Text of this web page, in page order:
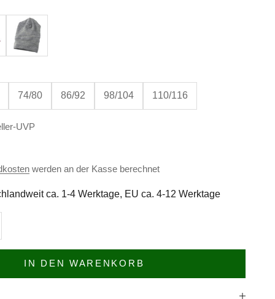
Hellgrau-Melange
74/80 86/92 98/104 110/116
UVP
werden an der Kasse berechnet
ca. 1-4 Werktage, EU ca. 4-12 Werktage
IN DEN WARENKORB